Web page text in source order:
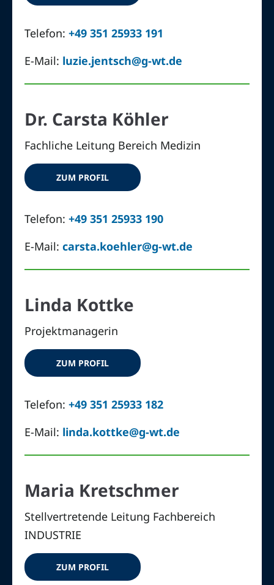
Telefon:+49 351 25933 191
E-Mail: luzie.jentsch@g-wt.de
Dr. Carsta Köhler
Fachliche Leitung Bereich Medizin
ZUM PROFIL
Telefon:+49 351 25933 190
E-Mail:carsta.koehler@g-wt.de
Linda Kottke
Projektmanagerin
ZUM PROFIL
Telefon:+49 351 25933 182
E-Mail: linda.kottke@g-wt.de
Maria Kretschmer
Stellvertretende Leitung Fachbereich
INDUSTRIE
ZUM PROFIL